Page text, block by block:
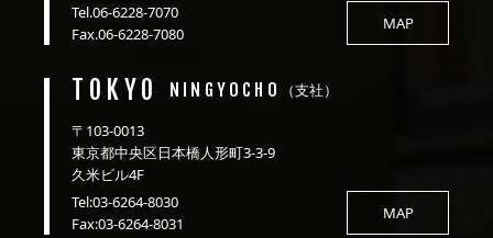
Tel.06-6228-7070
Fax.06-6228-7080
MAP
TOKYO NINGYOCHO （支社）
〒103-0013
東京都中央区日本橋人形町3-3-9
久米ビル4F
Tel:03-6264-8030
Fax:03-6264-8031
MAP